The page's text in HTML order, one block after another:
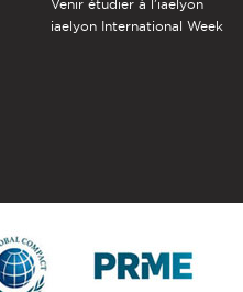
Venir étudier à l’iaelyon
iaelyon International Week